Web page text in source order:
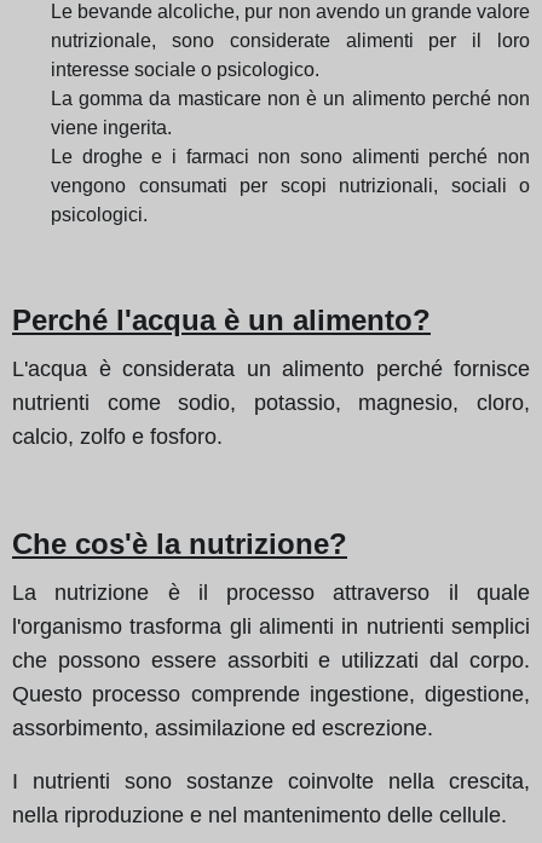
Le bevande alcoliche, pur non avendo un grande valore
nutrizionale, sono considerate alimenti per il loro
interesse sociale o psicologico.
La gomma da masticare non è un alimento perché non
viene ingerita.
Le droghe e i farmaci non sono alimenti perché non
vengono consumati per scopi nutrizionali, sociali o
psicologici.
Perché l'acqua è un alimento?
L'acqua è considerata un alimento perché fornisce
nutrienti come sodio, potassio, magnesio, cloro,
calcio, zolfo e fosforo.
Che cos'è la nutrizione?
La nutrizione è il processo attraverso il quale
l'organismo trasforma gli alimenti in nutrienti semplici
che possono essere assorbiti e utilizzati dal corpo.
Questo processo comprende ingestione, digestione,
assorbimento, assimilazione ed escrezione.
I nutrienti sono sostanze coinvolte nella crescita,
nella riproduzione e nel mantenimento delle cellule.